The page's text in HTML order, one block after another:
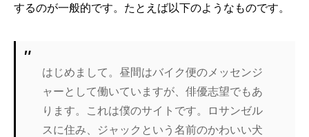
するのが一般的です。たとえば以下のようなものです。
はじめまして。昼間はバイク便のメッセンジ
ャーとして働いていますが、俳優志望でもあ
ります。これは僕のサイトです。ロサンゼル
スに住み、ジャックという名前のかわいい犬